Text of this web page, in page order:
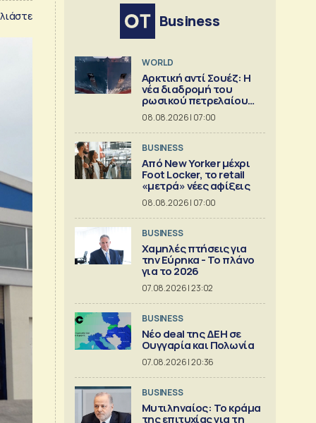
Business
WORLD
Αρκτική αντί Σουέζ: Η
νέα διαδρομή του
ρωσικού πετρελαίου
[Γράφημα]
08.08.2026 | 07:00
BUSINESS
Από New Yorker μέχρι
Foot Locker, το retail
«μετρά» νέες αφίξεις
08.08.2026 | 07:00
BUSINESS
Χαμηλές πτήσεις για
την Εύρηκα - Το πλάνο
για το 2026
07.08.2026 | 23:02
BUSINESS
Νέο deal της ΔΕΗ σε
Ουγγαρία και Πολωνία
07.08.2026 | 20:36
BUSINESS
Μυτιληναίος: Το κράμα
της επιτυχίας για τη